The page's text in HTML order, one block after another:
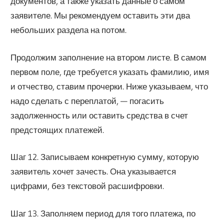
заявителе. Мы рекомендуем оставить эти два
небольших раздела на потом.
Продолжим заполнение на втором листе. В самом
первом поле, где требуется указать фамилию, имя
и отчество, ставим прочерки. Ниже указываем, что
надо сделать с переплатой, — погасить
задолженность или оставить средства в счет
предстоящих платежей.
Шаг 12. Записываем конкретную сумму, которую
заявитель хочет зачесть. Она указывается
цифрами, без текстовой расшифровки.
Шаг 13. Заполняем период для того платежа, по